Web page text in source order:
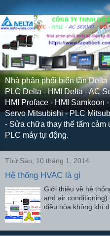
Nhà phân phối biến tần
PLC Delta - HMI Delta - AC
HMI Proface - HMI Samkoon
Servo Mitsubishi - PLC
- Sửa chữa thay thế tấm cảm
PLC máy tự động.
Thứ Sáu, 10 tháng 1, 2014
Hệ thống HVAC là gì
Giới thiệu về hệ
and air
điều hòa không khí